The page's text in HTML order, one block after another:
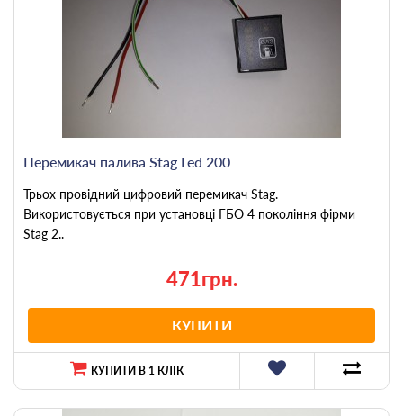
Перемикач палива Stag Led 200
Трьох провідний цифровий перемикач Stag.
Використовується при установці ГБО 4 покоління фірми
Stag 2..
471грн.
КУПИТИ
КУПИТИ В 1 КЛІК